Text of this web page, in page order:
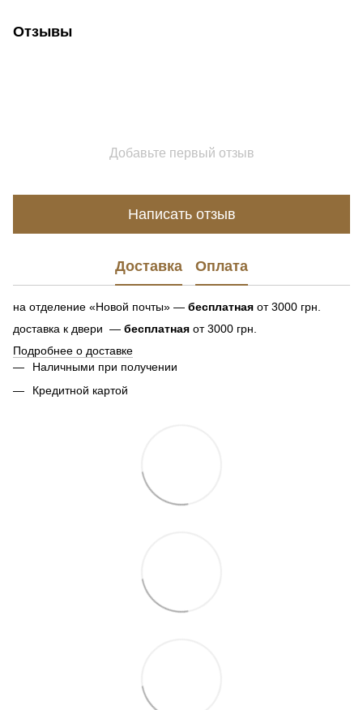
Отзывы
Добавьте первый отзыв
Написать отзыв
Доставка Оплата
на отделение «Новой почты» — бесплатная от 3000 грн.
доставка к двери — бесплатная от 3000 грн.
Подробнее о доставке
Наличными при получении
Кредитной картой